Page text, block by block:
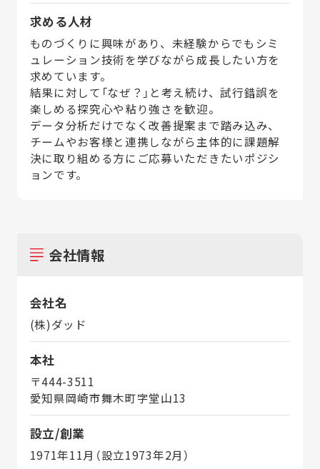
求める人材
ものづくりに興味があり、未経験からでもシミ
ュレーション技術を学びながら成長したい方を
求めています。
結果に対して「なぜ？」と考え続け、試行錯誤を
楽しめる探究心や粘り強さを歓迎。
データ分析だけでなく改善提案まで踏み込み、
チームやお客様と連携しながら主体的に課題解
決に取り組める方にご応募いただきたいポジシ
ョンです。
会社情報
会社名
(株)ダッド
本社
〒444-3511
愛知県岡崎市舞木町字堂山13
設立/創業
1971年11月（設立1973年2月）